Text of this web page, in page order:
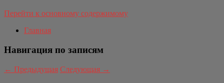
Перейти к основному содержимому
Главная
Навигация по записям
← Предыдущая Следующая →